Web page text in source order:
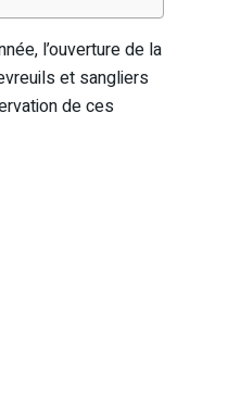
l’ouverture de la
et sangliers
de ces